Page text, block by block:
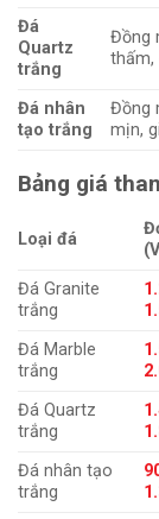
Đá
Quartz
trắng
Đồng
thấm,
Đá nhân
tạo trắng
Đồng
mịn,
Bảng giá
Loại đá
Đá Granite
trắng
Đá Marble
trắng
Đá Quartz
trắng
Đá nhân tạo
trắng